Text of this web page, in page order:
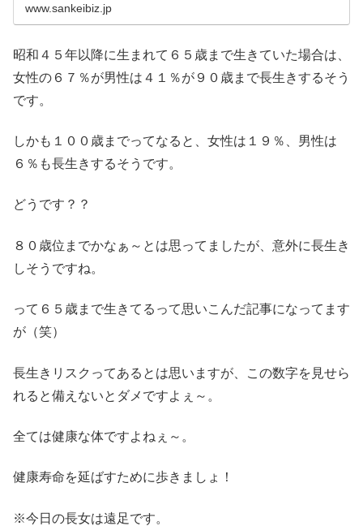
www.sankeibiz.jp
昭和４５年以降に生まれて６５歳まで生きていた場合は、
女性の６７％が男性は４１％が９０歳まで長生きするそう
です。
しかも１００歳までってなると、女性は１９％、男性は
６％も長生きするそうです。
どうです？？
８０歳位までかなぁ～とは思ってましたが、意外に長生き
しそうですね。
って６５歳まで生きてるって思いこんだ記事になってます
が（笑）
長生きリスクってあるとは思いますが、この数字を見せら
れると備えないとダメですよぇ～。
全ては健康な体ですよねぇ～。
健康寿命を延ばすために歩きましょ！
※今日の長女は遠足です。